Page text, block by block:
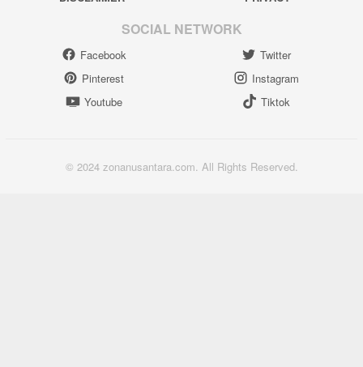
SOCIAL NETWORK
Facebook
Twitter
Pinterest
Instagram
Youtube
Tiktok
© 2024 zonanusantara.com. All Rights Reserved.